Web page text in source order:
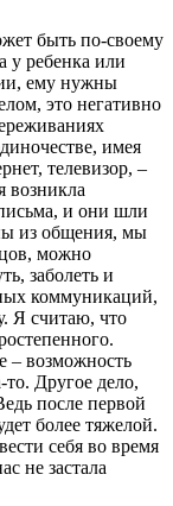
быть по-своему
у ребенка или
ему нужны
это негативно
имея
телевизор, –
возникла
письма, и они шли
из общения, мы
можно
заболеть и
коммуникаций,
Я считаю, что
– возможность
то. Другое дело,
после первой
более тяжелой.
себя во время
не застала